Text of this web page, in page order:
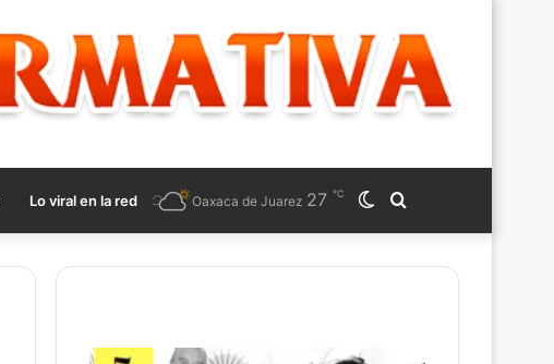
Lo viral en la red
for
Switch
skin
Oaxaca de Juarez 27 ℃